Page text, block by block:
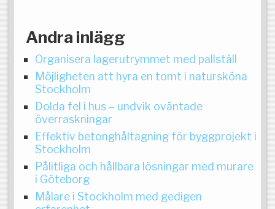
Andra inlägg
Organisera lagerutrymmet med pallställ
Möjligheten att hyra en tomt i natursköna
Stockholm
Dolda fel i hus – undvik oväntade
överraskningar
Effektiv betonghåltagning för byggprojekt i
Stockholm
Pålitliga och hållbara lösningar med murare
i Göteborg
Målare i Stockholm med gedigen